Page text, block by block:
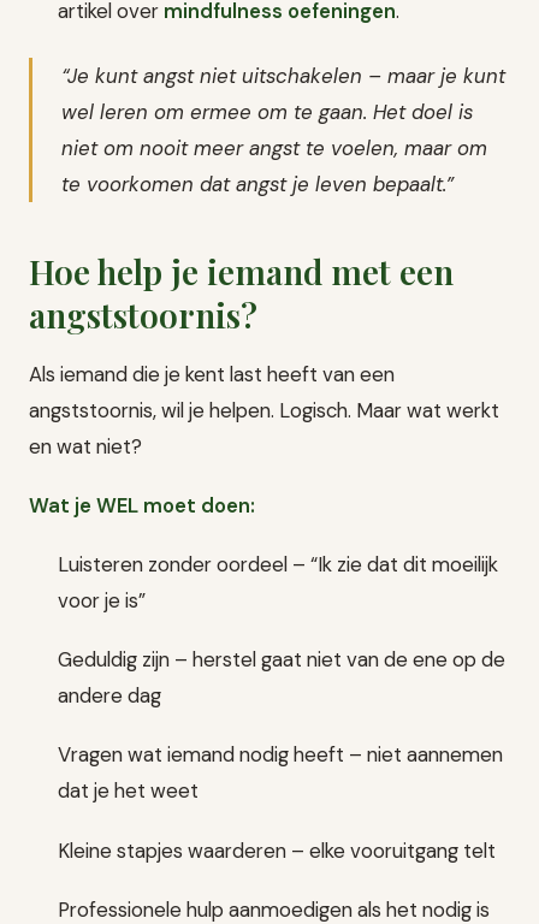
artikel over mindfulness oefeningen.
“Je kunt angst niet uitschakelen – maar je kunt
wel leren om ermee om te gaan. Het doel is
niet om nooit meer angst te voelen, maar om
te voorkomen dat angst je leven bepaalt.”
Hoe help je iemand met een
angststoornis?
Als iemand die je kent last heeft van een
angststoornis, wil je helpen. Logisch. Maar wat werkt
en wat niet?
Wat je WEL moet doen:
Luisteren zonder oordeel – “Ik zie dat dit moeilijk
voor je is”
Geduldig zijn – herstel gaat niet van de ene op de
andere dag
Vragen wat iemand nodig heeft – niet aannemen
dat je het weet
Kleine stapjes waarderen – elke vooruitgang telt
Professionele hulp aanmoedigen als het nodig is